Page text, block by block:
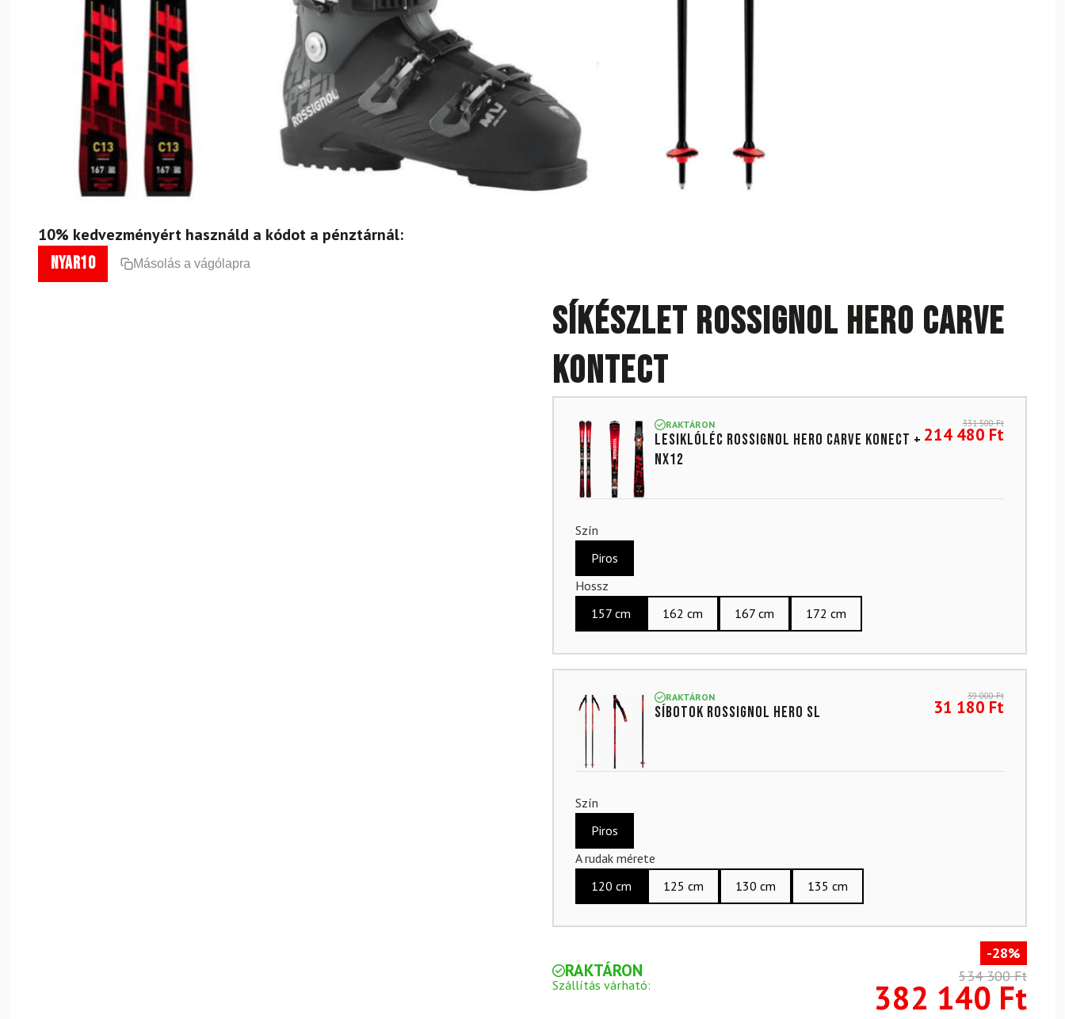
10% kedvezményért használd a kódot a pénztárnál:
nyar10 Másolás a vágólapra
Síkészlet ROSSIGNOL Hero Carve
Kontect
RAKTÁRON
Lesiklóléc ROSSIGNOL Hero Carve Konect +
NX12
331 500Ft
214 480 Ft
Szín
Piros
Hossz
157 cm
162 cm 167 cm 172 cm
RAKTÁRON
Síbotok ROSSIGNOL Hero SL
39 000Ft
31 180 Ft
Szín
Piros
A rudak mérete
120 cm
125 cm 130 cm 135 cm
RAKTÁRON
Szállítás várható:
-28%
534 300Ft
382 140 Ft